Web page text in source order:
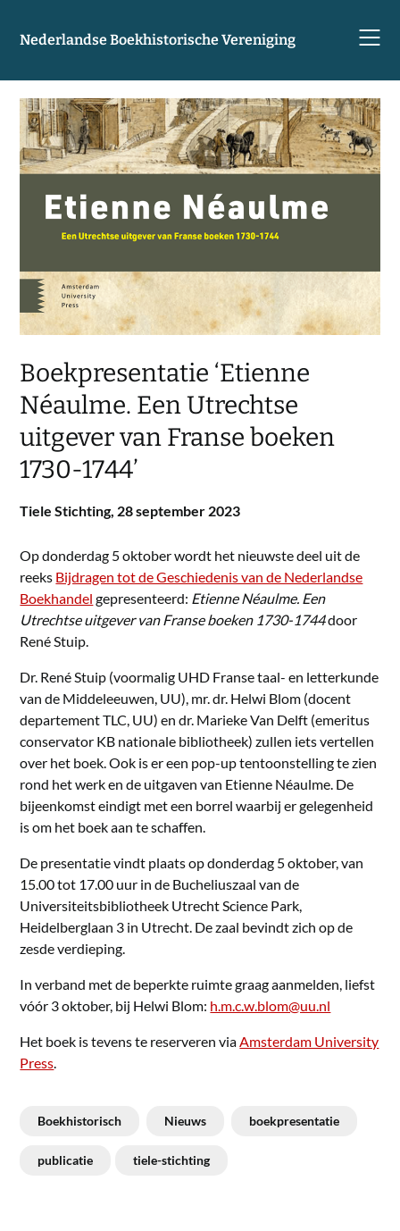
Nederlandse Boekhistorische Vereniging
Boekpresentatie ‘Etienne
Néaulme. Een Utrechtse
uitgever van Franse boeken
1730-1744’
Tiele Stichting, 28 september 2023
Op donderdag 5 oktober wordt het nieuwste deel uit de
reeks Bijdragen tot de Geschiedenis van de Nederlandse
Boekhandel gepresenteerd: Etienne Néaulme. Een
Utrechtse uitgever van Franse boeken 1730-1744door
René Stuip.
Dr. René Stuip (voormalig UHD Franse taal- en letterkunde
van de Middeleeuwen, UU), mr. dr. Helwi Blom (docent
departement TLC, UU) en dr. Marieke Van Delft (emeritus
conservator KB nationale bibliotheek) zullen iets vertellen
over het boek. Ook is er een pop-up tentoonstelling te zien
rond het werk en de uitgaven van Etienne Néaulme. De
bijeenkomst eindigt met een borrel waarbij er gelegenheid
is om het boek aan te schaffen.
De presentatie vindt plaats op donderdag 5 oktober, van
15.00 tot 17.00 uur in de Bucheliuszaal van de
Universiteitsbibliotheek Utrecht Science Park,
Heidelberglaan 3 in Utrecht. De zaal bevindt zich op de
zesde verdieping.
In verband met de beperkte ruimte graag aanmelden, liefst
vóór 3 oktober, bij Helwi Blom: h.m.c.w.blom@uu.nl
Het boek is tevens te reserveren viaAmsterdam University
Press.
Boekhistorisch Nieuws boekpresentatie
publicatie tiele-stichting